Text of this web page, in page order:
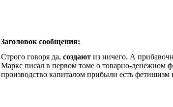
Заголовок сообщения:
Строго говоря да, создают из ничего. А
Маркс писал в первом томе о товарно-денежном
производство капиталом прибыли есть фетишизм